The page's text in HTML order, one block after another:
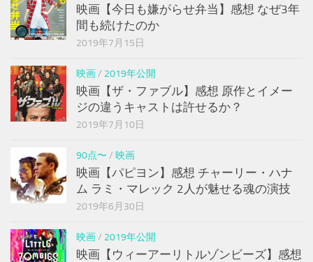
映画【今日も嫌がらせ弁当】感想 なぜ3年
間も続けたのか
2019年7月15日
映画/ 2019年公開
映画【ザ・ファブル】感想 原作とイメー
ジの違うキャストは許せるか？
2019年7月10日
90点〜 / 映画
映画【パピヨン】感想 チャーリー・ハナ
ム ラミ・マレック 2人が魅せる魂の演技
2019年6月30日
映画/ 2019年公開
映画【ウィーアーリトルゾンビーズ】感想